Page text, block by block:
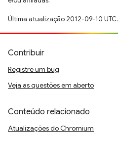
Última atualização 2012-09-10 UTC.
Contribuir
Registre um bug
Veja as questões em aberto
Conteúdo relacionado
Atualizações do Chromium